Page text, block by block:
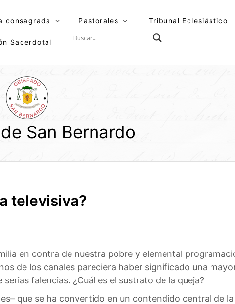
consagrada Pastorales Tribunal Eclesiástico
Sacerdotal
San Bernardo
televisiva?
en contra de nuestra pobre y elemental
de los canales pareciera haber significado una
falencias. ¿Cuál es el sustrato de la queja?
que se ha convertido en un contendido central de